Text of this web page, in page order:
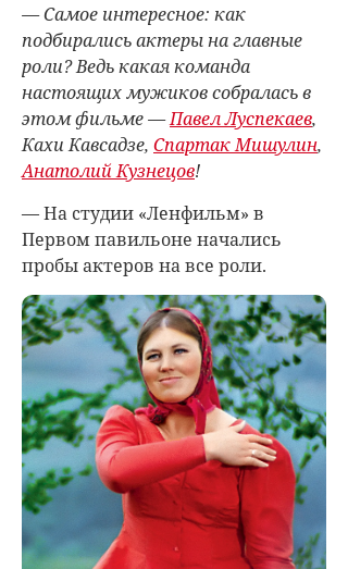
— Самое интересное: как
подбирались актеры на главные
роли? Ведь какая команда
настоящих мужиков собралась в
этом фильме —Павел Луспекаев,
Кахи Кавсадзе, Спартак Мишулин,
Анатолий Кузнецов!
— На студии «Ленфильм» в
Первом павильоне начались
пробы актеров на все роли.